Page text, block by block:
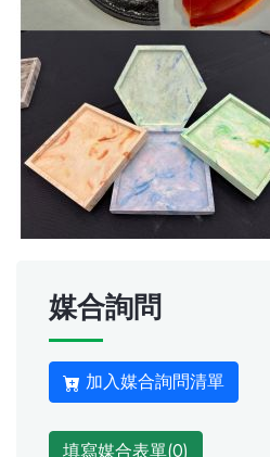
媒合詢問
加入媒合詢問清單
填寫媒合表單(0)